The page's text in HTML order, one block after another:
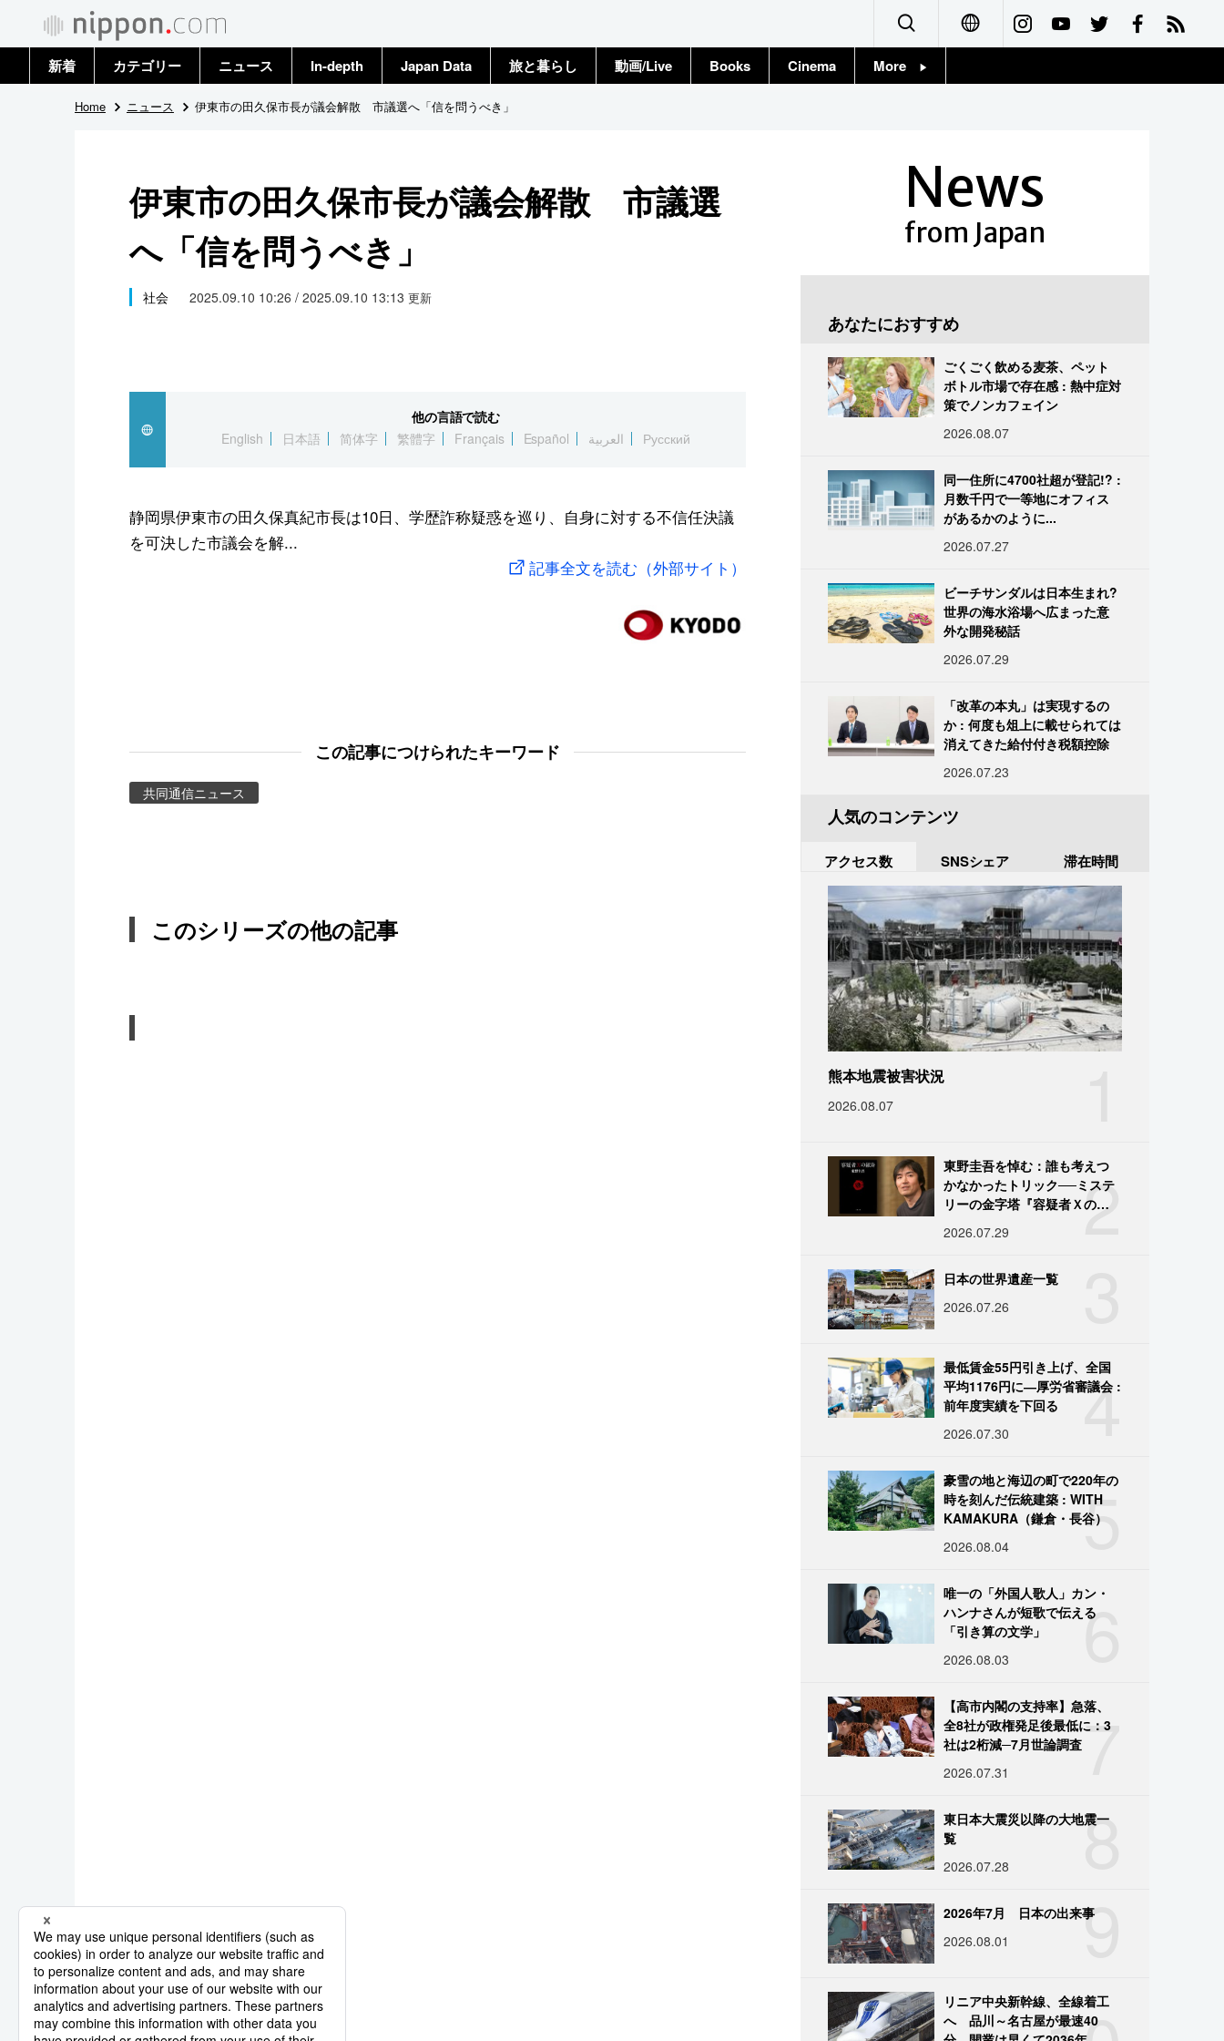
Français
新着 カテゴリー
政治・外交
国際
社会
文化
スポーツ・東京2020
ニュース
トップ
In-depth Japan Data 旅と暮らし 動画/Live Books Cinema More
Home ニュース 伊東市の田久保市長が議会解散 市議選へ「信を問うべき」
伊東市の田久保市長が議会解散 市議選
へ「信を問うべき」
社会 2025.09.10 10:26 / 2025.09.10 13:13 更新
他の言語で読む
English
日本語 简体字 繁體字 Français Español العربية Русский
静岡県伊東市の田久保真紀市長は10日、学歴詐称疑惑を巡り、自身に対する不信任決議
を可決した市議会を解...
記事全文を読む（外部サイト）
この記事につけられたキーワード
共同通信ニュース
このシリーズの他の記事
News
from Japan
あなたにおすすめ
ごくごく飲める麦茶、ペット
ボトル市場で存在感 : 熱中症対
策でノンカフェイン
2026.08.07
同一住所に4700社超が登記!? :
月数千円で一等地にオフィス
があるかのように...
2026.07.27
ビーチサンダルは日本生まれ?
世界の海水浴場へ広まった意
外な開発秘話
2026.07.29
「改革の本丸」は実現するの
か : 何度も俎上に載せられては
消えてきた給付付き税額控除
2026.07.23
人気のコンテンツ
アクセス数 SNSシェア 滞在時間
熊本地震被害状況
2026.08.07
2
東野圭吾を悼む：誰も考えつ
かなかったトリック──ミステ
リーの金字塔『容疑者Ｘの献
2026.07.29
日本の世界遺産一覧
2026.07.26
4
最低賃金55円引き上げ、全国
平均1176円に―厚労省審議会 :
前年度実績を下回る
2026.07.30
5
豪雪の地と海辺の町で220年の
時を刻んだ伝統建築 : WITH
KAMAKURA（鎌倉・長谷）
2026.08.04
6
唯一の「外国人歌人」カン・
ハンナさんが短歌で伝える
「引き算の文学」
2026.08.03
7
【高市内閣の支持率】急落、
全8社が政権発足後最低に：3
社は2桁減─7月世論調査
2026.07.31
8
東日本大震災以降の大地震一
覧
2026.07.28
9
2026年7月 日本の出来事
2026.08.01
リニア中央新幹線、全線着工
へ 品川～名古屋が最速40